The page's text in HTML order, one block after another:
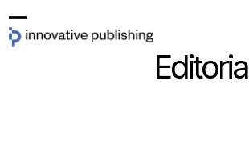
toOpen
Close
Editoria